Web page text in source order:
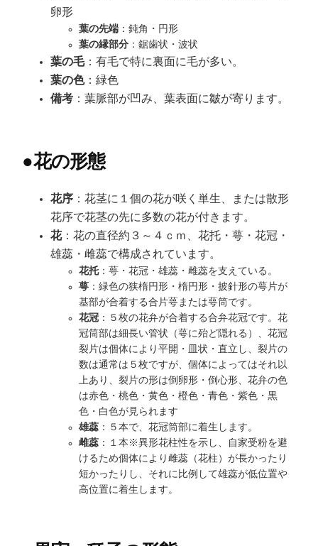
卵形
葉の先端 ：鈍角・円形
葉の縁部分 ：鋸歯状・波状
葉の毛：有毛で特に裏面に毛が多い。
葉の色：緑色
備考 ：葉脈部が凹み、葉表面に皺が寄ります。
●花の形態
花序 ：花茎に１個の花が咲く単生、または散形
花序で花茎の先に多数の花が付きます。
花：花の直径約３～４ｃｍ、花托・萼・花冠・
雄蕊・雌蕊で構成されています。
花托：萼・花冠・雄蕊・雌蕊を支えている。
萼 ：緑色の狭楕円形・楕円形・披針形の萼片が
基部が合着する合片萼または萼筒です。
花冠 ：５枚の花弁が合着する合弁花冠です。花
冠筒部は細長い管状（萼に殆ど隠れる）、花冠
裂片は個体により平開・皿状・直立し、裂片の
数は通常は５枚ですが、個体によってはそれ以
上あり、裂片の形は倒卵形・倒心形、花弁の色
は赤色・桃色・黄色・橙色・青色・紫色・黒
色・白色が見られます
雄蕊 ：５本で、花冠筒部に着生します。
雌蕊 ：１本※異形花柱性を示し、自家受粉を避
けるため個体により雌蕊（花柱）が長かったり
短かったりし、それに比例して雄蕊が低位置や
高位置に着生します。